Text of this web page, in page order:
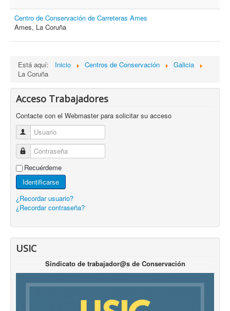
Centro de Conservación de Carreteras Ames
Ames, La Coruña
Está aquí: Inicio Centros de Conservación
Galicia
La Coruña
Acceso Trabajadores
Contacte con el Webmaster para solicitar su acceso
Usuario
Contraseña
Recuérdeme
Identificarse
¿Recordar usuario?
¿Recordar contraseña?
USIC
Sindicato de trabajador@s de Conservación